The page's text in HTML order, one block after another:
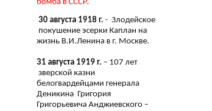
бомба в СССР.
30 августа 1918 г. - Злодейское
покушение эсерки Каплан на
жизнь В.И.Ленина в г. Москве.
31 августа 1919 г. – 107 лет
зверской казни
белогвардейцами генерала
Деникина Григория
Григорьевича Анджиевского –